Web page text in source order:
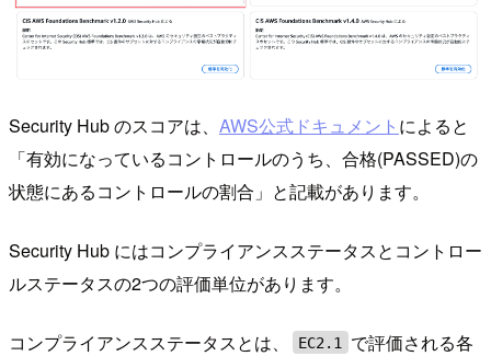
Security Hub のスコアは、 AWS公式ドキュメント によると
「有効になっているコントロールのうち、合格(PASSED)の
状態にあるコントロールの割合」と記載があります。
Security Hub にはコンプライアンスステータスとコントロー
ルステータスの2つの評価単位があります。
コンプライアンスステータスとは、 EC2.1
で評価される各